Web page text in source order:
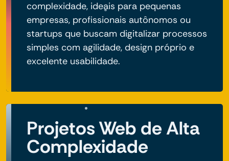
complexidade, ideais para pequenas
empresas, profissionais autônomos ou
startups que buscam digitalizar processos
simples com agilidade, design próprio e
excelente usabilidade.
Projetos Web de Alta
Complexidade